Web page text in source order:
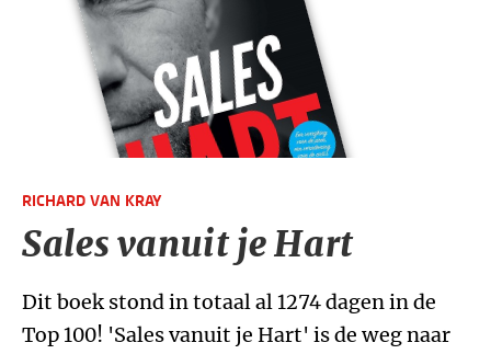
RICHARD VAN KRAY
Sales vanuit je Hart
Dit boek stond in totaal al 1274 dagen in de
Top 100! 'Sales vanuit je Hart' is de weg naar